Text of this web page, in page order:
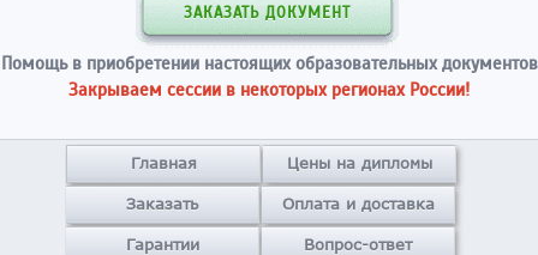
ЗАКАЗАТЬ ДОКУМЕНТ
Помощь в приобретении настоящих образовательных документов
Закрываем сессии в некоторых регионах России!
Главная Цены на дипломы
Заказать Оплата и доставка
Гарантии Вопрос-ответ